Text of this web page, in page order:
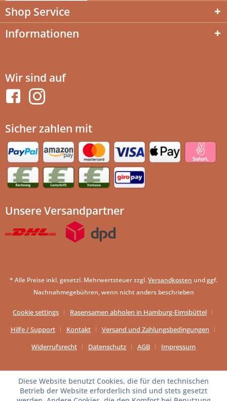
Shop Service
Informationen
Wir sind auf
Sicher zahlen mit
Unsere Versandpartner
* Alle Preise inkl. gesetzl. Mehrwertsteuer zzgl.Versandkosten und ggf.
Nachnahmegebühren, wenn nicht anders beschrieben
Cookie settings
Rasensamen abholen in Hamburg-Eimsbüttel
Hilfe / Support
Kontakt
Versand und Zahlungsbedingungen
Widerrufsrecht
Datenschutz AGB Impressum
Diese Website benutzt Cookies, die für den technischen
Betrieb der Website erforderlich sind und stets gesetzt